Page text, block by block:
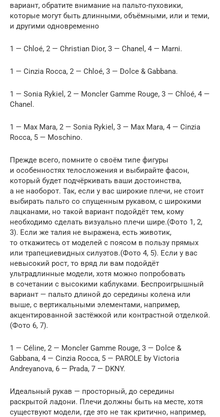
вариант, обратите внимание на пальто-пуховики,
которые могут быть длинными, объёмными, или и теми,
и другими одновременно
1 — Chloé, 2 — Christian Dior, 3 — Chanel, 4 — Marni.
1 — Cinzia Rocca, 2 — Chloé, 3 — Dolce & Gabbana.
1 — Sonia Rykiel, 2 — Moncler Gamme Rouge, 3 — Chloé, 4 —
Chanel.
1 — Max Mara, 2 — Sonia Rykiel, 3 — Max Mara, 4 — Cinzia
Rocca, 5 — Moschino.
Прежде всего, помните о своём типе фигуры
и особенностях телосложения и выбирайте фасон,
который будет подчёркивать ваши достоинства,
а не наоборот. Так, если у вас широкие плечи, не стоит
выбирать пальто со спущенным рукавом, с широкими
лацканами, но такой вариант подойдёт тем, кому
необходимо сделать визуально плечи шире.(Фото 1, 2,
3). Если же талия не выражена, есть животик,
то откажитесь от моделей с поясом в пользу прямых
или трапециевидных силуэтов.(Фото 4, 5). Если у вас
невысокий рост, то вряд ли вам подойдёт
ультрадлинные модели, хотя можно попробовать
в сочетании с высокими каблуками. Беспроигрышный
вариант — пальто длиной до середины колена или
выше, с вертикальными элементами, например,
акцентированной застёжкой или контрастной отделкой.
(Фото 6, 7).
1 — Céline, 2 — Moncler Gamme Rouge, 3 — Dolce &
Gabbana, 4 — Cinzia Rocca, 5 — PAROLE by Victoria
Andreyanova, 6 — Prada, 7 — DKNY.
Идеальный рукав — просторный, до середины
раскрытой ладони. Плечи должны быть на месте, хотя
существуют модели, где это не так критично, например,